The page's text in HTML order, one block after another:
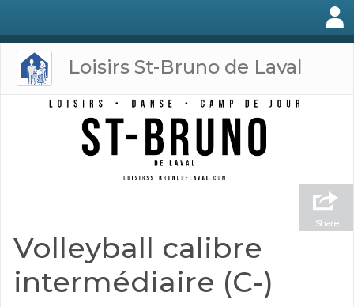
Loisirs St-Bruno de Laval
Share
Volleyball calibre
intermédiaire (C-)